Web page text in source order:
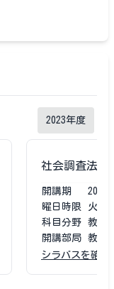
2023年度
社会調査法
開講期 2023
曜日時限
火4
科目分野
教養
開講部局
教養
シラバスを確認